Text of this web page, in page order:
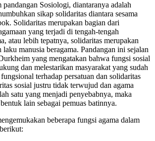
pandangan Sosiologi, diantaranya adalah
sikap solidaritas diantara sesama
Solidaritas merupakan bagian dari
yang terjadi di tengah-tengah
atau lebih tepatnya, solidaritas merupakan
manusia beragama. Pandangan ini sejalan
yang mengatakan bahwa fungsi sosial
dan melestarikan masyarakat yang sudah
terhadap persatuan dan solidaritas
sosial justru tidak terwujud dan agama
satu yang menjadi penyebabnya, maka
lain sebagai pemuas batinnya.
beberapa fungsi agama dalam